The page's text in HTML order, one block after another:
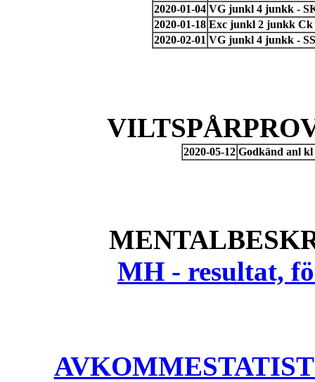
2020-01-04 VG junkl 4 junkk -
2020-01-18 Exc junkl 2 junkk Ck
2020-02-01 VG junkl 4 junkk -
2020-05-12 Godkänd anl kl
MH - resultat,